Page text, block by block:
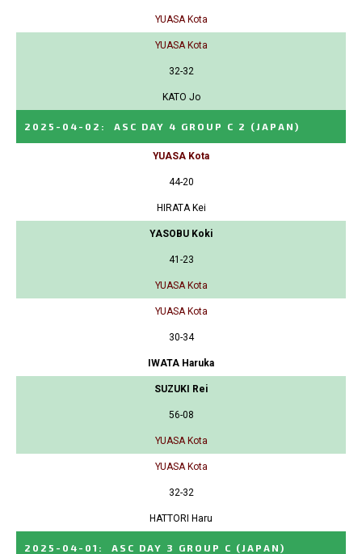
YUASA Kota
YUASA Kota
32-32
KATO Jo
2025-04-02 : ASC DAY 4 GROUP C 2 (JAPAN)
YUASA Kota
44-20
HIRATA Kei
YASOBU Koki
41-23
YUASA Kota
YUASA Kota
30-34
IWATA Haruka
SUZUKI Rei
56-08
YUASA Kota
YUASA Kota
32-32
HATTORI Haru
2025-04-01 : ASC DAY 3 GROUP C (JAPAN)